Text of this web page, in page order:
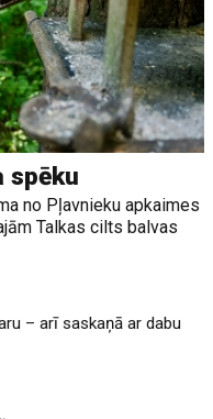
spēku
no Pļavnieku apkaimes
Talkas cilts balvas
– arī saskaņā ar dabu